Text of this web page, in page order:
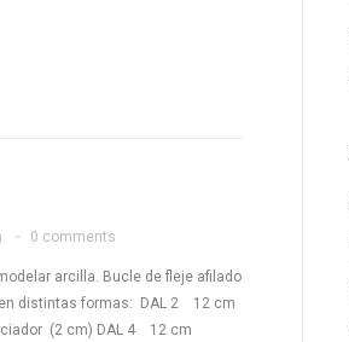
0 comments
arcilla. Bucle de fleje afilado
distintas formas: DAL 2 12 cm
(2 cm) DAL 4 12 cm